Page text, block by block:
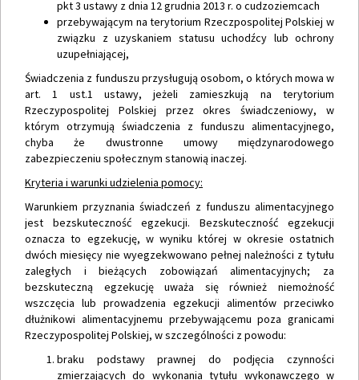
pkt 3 ustawy z dnia 12 grudnia 2013 r. o cudzoziemcach
przebywającym na terytorium Rzeczpospolitej Polskiej w
związku z uzyskaniem statusu uchodźcy lub ochrony
uzupełniającej,
Świadczenia z funduszu przysługują osobom, o których mowa w
art. 1 ust.1 ustawy, jeżeli zamieszkują na terytorium
Rzeczypospolitej Polskiej przez okres świadczeniowy, w
którym otrzymują świadczenia z funduszu alimentacyjnego,
chyba że dwustronne umowy międzynarodowego
zabezpieczeniu społecznym stanowią inaczej.
Kryteria i warunki udzielenia pomocy:
Warunkiem przyznania świadczeń z funduszu alimentacyjnego
jest bezskuteczność egzekucji. Bezskuteczność egzekucji
oznacza to egzekucję, w wyniku której w okresie ostatnich
dwóch miesięcy nie wyegzekwowano pełnej należności z tytułu
zaległych i bieżących zobowiązań alimentacyjnych; za
bezskuteczną egzekucję uważa się również niemożność
wszczęcia lub prowadzenia egzekucji alimentów przeciwko
dłużnikowi alimentacyjnemu przebywającemu poza granicami
Rzeczypospolitej Polskiej, w szczególności z powodu:
braku podstawy prawnej do podjęcia czynności
zmierzających do wykonania tytułu wykonawczego w